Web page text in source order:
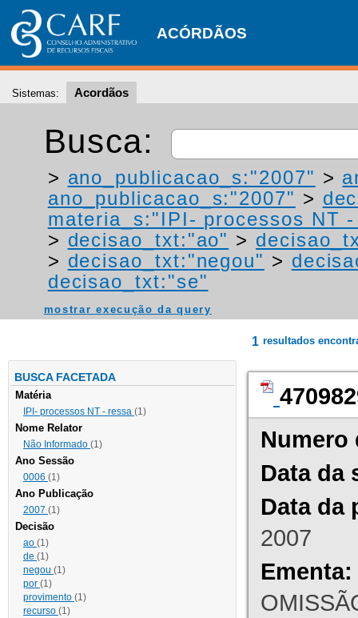
ACÓRDÃOS
Sistemas: Acordãos
Busca:
> ano_publicacao_s:"2007" >
ano_publicacao_s:"2007" >
materia_s:"IPI- processos NT
> decisao_txt:"ao" >
> decisao_txt:"negou" >
decisao_txt:"se"
mostrar execução da query
BUSCA FACETADA
Matéria
IPI- processos NT - ressa (1)
Nome Relator
Não Informado (1)
Ano Sessão
0006 (1)
Ano Publicação
2007 (1)
Decisão
ao (1)
de (1)
negou (1)
por (1)
provimento (1)
recurso (1)
1 resultados
Numero
Data da
Data da
2007
Ementa: